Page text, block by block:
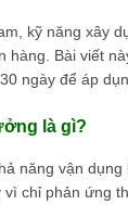
kỹ năng xây
Bài viết
ngày để áp
là gì?
năng vận
chỉ phản ứng